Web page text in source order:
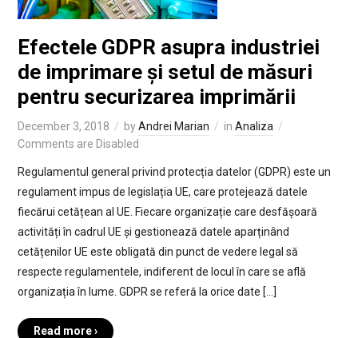
Efectele GDPR asupra industriei
de imprimare și setul de măsuri
pentru securizarea imprimării
December 3, 2018 byAndrei Marian in Analiza
Comments are Disabled
Regulamentul general privind protecția datelor (GDPR) este un
regulament impus de legislația UE, care protejează datele
fiecărui cetățean al UE. Fiecare organizație care desfășoară
activități în cadrul UE și gestionează datele aparținând
cetățenilor UE este obligată din punct de vedere legal să
respecte regulamentele, indiferent de locul în care se află
organizația în lume. GDPR se referă la orice date […]
Read more ›